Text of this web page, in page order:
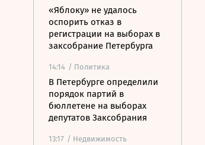
«Яблоку» не удалось
оспорить отказ в
регистрации на выборах в
заксобрание Петербурга
14:14 / Политика
В Петербурге определили
порядок партий в
бюллетене на выборах
депутатов Заксобрания
13:17 / Недвижимость